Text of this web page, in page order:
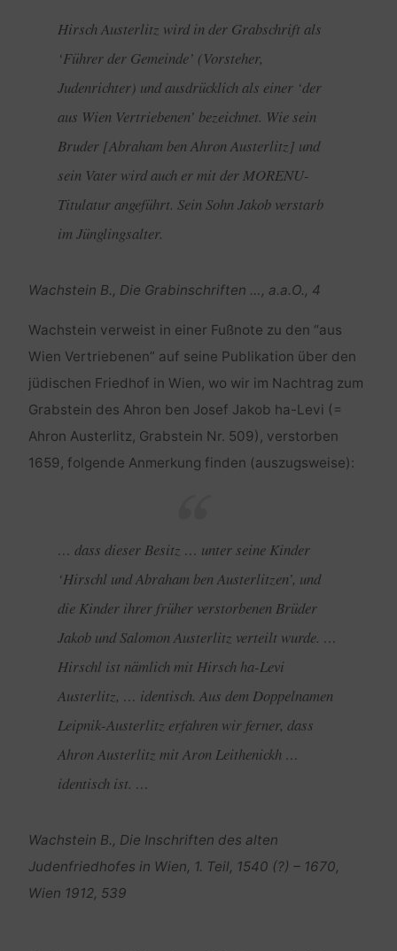
Hirsch Austerlitz wird in der Grabschrift als
‘Führer der Gemeinde’ (Vorsteher,
Judenrichter) und ausdrücklich als einer ‘der
aus Wien Vertriebenen’ bezeichnet. Wie sein
Bruder [Abraham ben Ahron Austerlitz] und
sein Vater wird auch er mit der MORENU-
Titulatur angeführt. Sein Sohn Jakob verstarb
im Jünglingsalter.
Wachstein B., Die Grabinschriften …, a.a.O., 4
Wachstein verweist in einer Fußnote zu den “aus
Wien Vertriebenen” auf seine Publikation über den
jüdischen Friedhof in Wien, wo wir im Nachtrag zum
Grabstein des Ahron ben Josef Jakob ha-Levi (=
Ahron Austerlitz, Grabstein Nr. 509), verstorben
1659, folgende Anmerkung finden (auszugsweise):
… dass dieser Besitz … unter seine Kinder
‘Hirschl und Abraham ben Austerlitzen’, und
die Kinder ihrer früher verstorbenen Brüder
Jakob und Salomon Austerlitz verteilt wurde. …
Hirschl ist nämlich mit Hirsch ha-Levi
Austerlitz, … identisch. Aus dem Doppelnamen
Leipnik-Austerlitz erfahren wir ferner, dass
Ahron Austerlitz mit Aron Leithenickh …
identisch ist. …
Wachstein B., Die Inschriften des alten
Judenfriedhofes in Wien, 1. Teil, 1540 (?) – 1670,
Wien 1912, 539